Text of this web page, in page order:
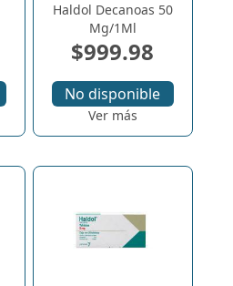
Haldol Decanoas 50
Mg/1Ml
$999.98
No disponible
Ver más